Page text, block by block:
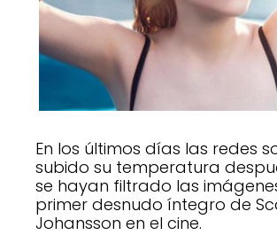
En los últimos días las redes
subido su temperatura
se hayan filtrado las
primer desnudo íntegro de
Johansson en el cine.